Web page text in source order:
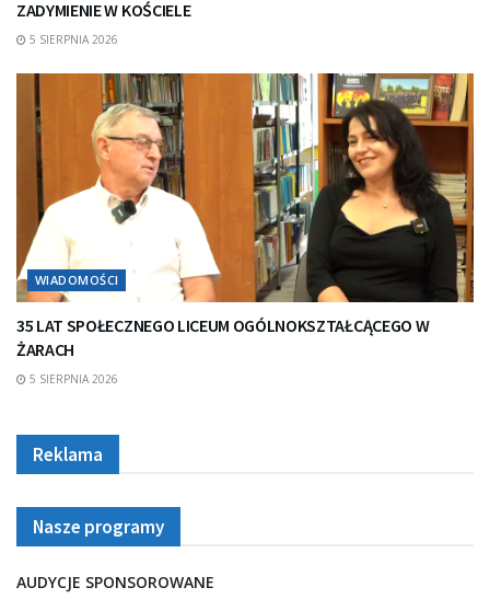
ZADYMIENIE W KOŚCIELE
5 SIERPNIA 2026
WIADOMOŚCI
35 LAT SPOŁECZNEGO LICEUM OGÓLNOKSZTAŁCĄCEGO W
ŻARACH
5 SIERPNIA 2026
Reklama
Nasze programy
AUDYCJE SPONSOROWANE